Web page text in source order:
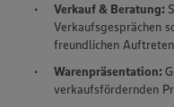
Verkauf & Beratung:
Verkaufsgesprächen
freundlichen
Warenpräsentation:
verkaufsfördernden